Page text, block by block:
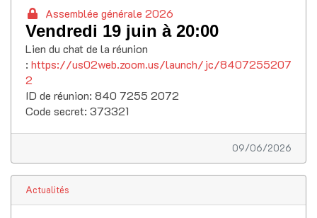
Assemblée générale 2026
Vendredi 19 juin à 20:00
Lien du chat de la réunion
: https://us02web.zoom.us/launch/jc/8407255207
2
ID de réunion: 840 7255 2072
Code secret: 373321
09/06/2026
Actualités